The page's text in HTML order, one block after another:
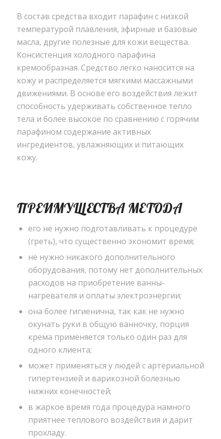
В состав средства входит парафин с низкой
температурой плавления, эфирные и базовые
масла, другие полезные для кожи вещества.
Консистенция холодного парафина
кремообразная. Средство легко наносится на
кожу и распределяется мягкими массажными
движениями. В основе его воздействия лежит
способность удерживать собственное тепло
тела и более высокое по сравнению с горячим
парафином содержание активных
ингредиентов, увлажняющих и питающих
кожу.
ПРЕИМУЩЕСТВА МЕТОДА
его не нужно подготавливать к процедуре
(греть), что существенно экономит время;
не нужно никакого дополнительного
оборудования, потому нет дополнительных
расходов на приобретение ванны-
нагревателя и оплаты электроэнергии;
она более гигиенична, так как не нужно
окунать руки в общую ванночку, порция
крема применяется только один раз для
одного клиента;
может применяться у людей с артериальной
гипертензией и варикозной болезнью
нижних конечностей;
в жаркое время года процедура намного
приятнее теплового воздействия и дарит
прохладу.